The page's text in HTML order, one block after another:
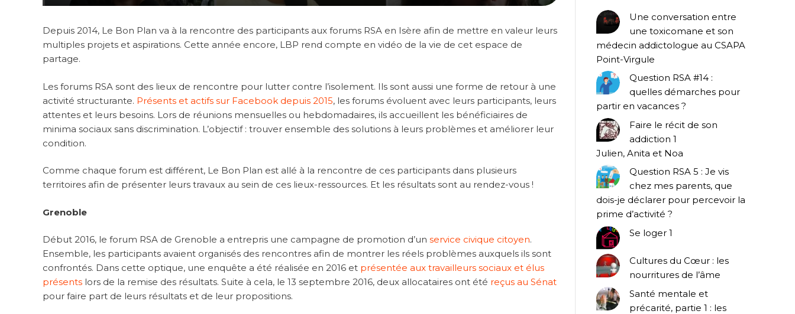
Depuis 2014, Le Bon Plan va à la rencontre des participants aux forums RSA en Isère afin de mettre en valeur leurs
multiples projets et aspirations. Cette année encore, LBP rend compte en vidéo de la vie de cet espace de
partage.
Les forums RSA sont des lieux de rencontre pour lutter contre l’isolement. Ils sont aussi une forme de retour à une
activité structurante. Présents et actifs sur Facebook depuis 2015, les forums évoluent avec leurs participants, leurs
attentes et leurs besoins. Lors de réunions mensuelles ou hebdomadaires, ils accueillent les bénéficiaires de
minima sociaux sans discrimination. L’objectif : trouver ensemble des solutions à leurs problèmes et améliorer leur
condition.
Comme chaque forum est différent, Le Bon Plan est allé à la rencontre de ces participants dans plusieurs
territoires afin de présenter leurs travaux au sein de ces lieux-ressources. Et les résultats sont au rendez-vous !
Grenoble
Début 2016, le forum RSA de Grenoble a entrepris une campagne de promotion d’un service civique citoyen.
Ensemble, les participants avaient organisés des rencontres afin de montrer les réels problèmes auxquels ils sont
confrontés. Dans cette optique, une enquête a été réalisée en 2016 et présentée aux travailleurs sociaux et élus
présents lors de la remise des résultats. Suite à cela, le 13 septembre 2016, deux allocataires ont été reçus au Sénat
pour faire part de leurs résultats et de leur propositions.
Une conversation entre
une toxicomane et son
médecin addictologue au CSAPA
Point-Virgule
Question RSA #14 :
quelles démarches pour
partir en vacances ?
Faire le récit de son
addiction 1
Julien, Anita et Noa
Question RSA 5 : Je vis
chez mes parents, que
dois-je déclarer pour percevoir la
prime d’activité ?
Se loger 1
Cultures du Cœur : les
nourritures de l’âme
Santé mentale et
précarité, partie 1 : les